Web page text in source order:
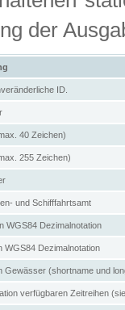
der
ID.
40 Zeichen)
255 Zeichen)
und Schifffahrtsamt
WGS84 Dezimalnotation
WGS84 Dezimalnotation
Gewässer (shortname und
verfügbaren Zeitreihen